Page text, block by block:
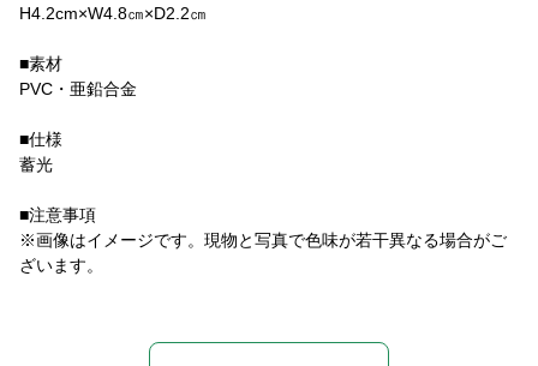
H4.2cm×W4.8㎝×D2.2㎝
■素材
PVC・亜鉛合金
■仕様
蓄光
■注意事項
※画像はイメージです。現物と写真で色味が若干異なる場合がご
ざいます。